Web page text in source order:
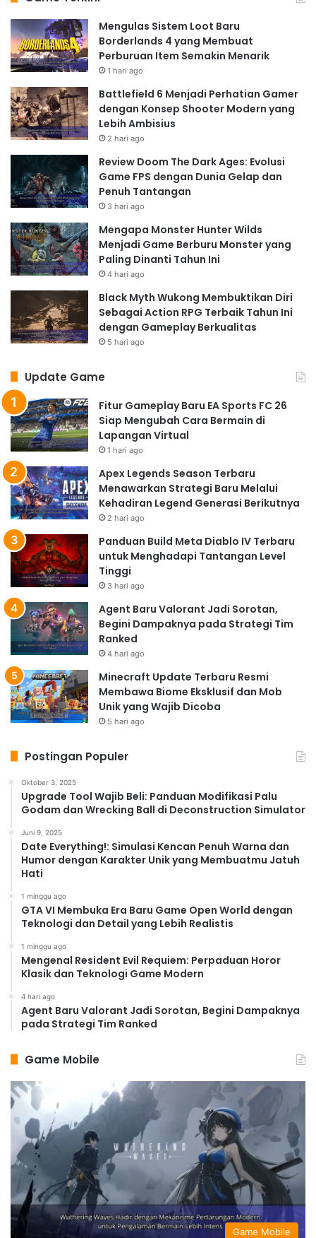
Mengulas Sistem Loot Baru
Borderlands 4 yang Membuat
Perburuan Item Semakin Menarik
1 hari ago
Battlefield 6 Menjadi Perhatian Gamer
dengan Konsep Shooter Modern yang
Lebih Ambisius
2 hari ago
Review Doom The Dark Ages: Evolusi
Game FPS dengan Dunia Gelap dan
Penuh Tantangan
3 hari ago
Mengapa Monster Hunter Wilds
Menjadi Game Berburu Monster yang
Paling Dinanti Tahun Ini
4 hari ago
Black Myth Wukong Membuktikan Diri
Sebagai Action RPG Terbaik Tahun Ini
dengan Gameplay Berkualitas
5 hari ago
Update Game
Fitur Gameplay Baru EA Sports FC 26
Siap Mengubah Cara Bermain di
Lapangan Virtual
1 hari ago
Apex Legends Season Terbaru
Menawarkan Strategi Baru Melalui
Kehadiran Legend Generasi Berikutnya
2 hari ago
Panduan Build Meta Diablo IV Terbaru
untuk Menghadapi Tantangan Level
Tinggi
3 hari ago
Agent Baru Valorant Jadi Sorotan,
Begini Dampaknya pada Strategi Tim
Ranked
4 hari ago
Minecraft Update Terbaru Resmi
Membawa Biome Eksklusif dan Mob
Unik yang Wajib Dicoba
5 hari ago
Postingan Populer
Oktober 3, 2025
Upgrade Tool Wajib Beli: Panduan Modifikasi Palu
Godam dan Wrecking Ball di Deconstruction Simulator
Juni 9, 2025
Date Everything!: Simulasi Kencan Penuh Warna dan
Humor dengan Karakter Unik yang Membuatmu Jatuh
Hati
1 minggu ago
GTA VI Membuka Era Baru Game Open World dengan
Teknologi dan Detail yang Lebih Realistis
1 minggu ago
Mengenal Resident Evil Requiem: Perpaduan Horor
Klasik dan Teknologi Game Modern
4 hari ago
Agent Baru Valorant Jadi Sorotan, Begini Dampaknya
pada Strategi Tim Ranked
Game Mobile
Game Mobile